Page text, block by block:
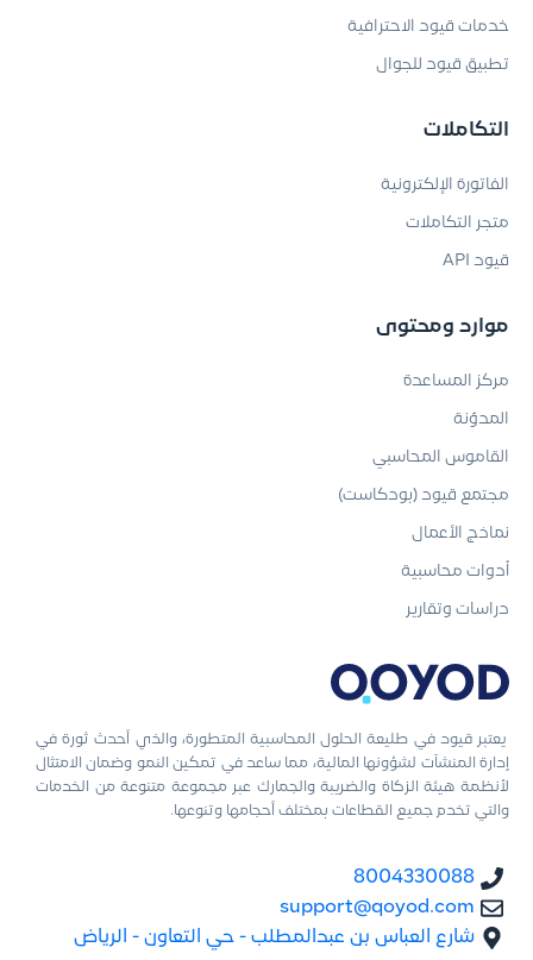
يعتبر قيود في طليعة الحلول المحاسبية المتطورة، والذي أحدث ثورة في
إدارة المنشآت لشؤونها المالية، مما ساعد في تمكين النمو وضمان الامتثال
لأنظمة هيئة الزكاة والضريبة والجمارك عبر مجموعة متنوعة من الخدمات
والتي تخدم جميع القطاعات بمختلف أحجامها وتنوعها.
8004330088
support@qoyod.com
شارع العباس بن عبدالمطلب - حي التعاون - الرياض
خدمات قيود الاحترافية
تطبيق قيود للجوال
التكاملات
الفاتورة الإلكترونية
متجر التكاملات
قيود API
موارد ومحتوى
مركز المساعدة
المدوّنة
القاموس المحاسبي
مجتمع قيود (بودكاست)
نماذج الأعمال
أدوات محاسبية
دراسات وتقارير